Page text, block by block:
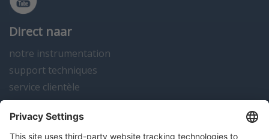
Direct naar
notre instrumentation
support techniques
service clientèle
actualités
contact